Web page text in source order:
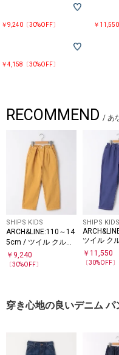
Bコーポレーション(TM)認証
まな面に基づいた活動を実施
※末永く愛用頂く為に、アテン
上、着用又はお取り扱いくださ
※撮影環境による光の当たり
環境によって、実際の色味と
商品の色味は商品単体で撮
￥9,240〔30%OFF〕 ￥11,550
￥4,158〔30%OFF〕
RECOMMEND / あ
SHIPS KIDS
ARCH&LINE:110～14
5cm / ツイル クルー
パンツ
￥ 9,240
〔30%OFF〕
SHIPS KIDS
ツイル ク
￥11,550
〔30%OFF〕
穿き心地の良いデニム パ